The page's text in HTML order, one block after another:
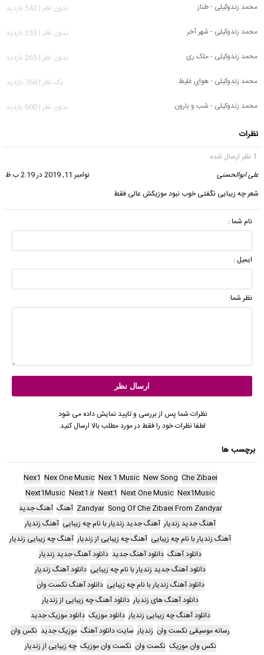
محمد زندوکیلی - طناز
بدون نظر | 542 بازدید
محمد زندوکیلی - شهر آخر
بدون نظر | 253 بازدید
محمد زندوکیلی - ملک ری
بدون نظر | 265 بازدید
محمد زندوکیلی - هواى غلیظ
يک نظر | 768 بازدید
محمد زندوکیلی - شب و بارون
بدون نظر | 600 بازدید
نظرات
1 نظر ارسال شده
علی ابوالحسنی
نوامبر 11, 2019 در 2:19 ب.ظ
شعر چه زیبایی نگفتی خوب نبود موزیکش عالی فقط
نام شما :
ایمیل :
نظر شما:
نظرات شما پس از بررسی و تایید نمایش داده می شود.
لطفا نظرات خود را فقط در مورد مطلب بالا ارسال کنید.
برچسب ها
Che Zibaei
New Song
Nex 1 Music
Nex One Music
Nex1
Nex1Music
Next One Music
Next1
Next1.ir
Next1Music
Song Of Che Zibaei From Zandyar
Zandyar آهنگ آهنگ جدید
آهنگ جدید زندیار آهنگ جدید زندیار با نام چه زیبایی آهنگ زندیار
آهنگ زندیار با نام چه زیبایی آهنگ چه زیبایی از زندیار آهنگ چه زیبایی زندیار
دانلود آهنگ دانلود آهنگ جدید دانلود آهنگ جدید زندیار
دانلود آهنگ جدید زندیار با نام چه زیبایی دانلود آهنگ زندیار
دانلود آهنگ زندیار با نام چه زیبایی دانلود آهنگ نکست وان
دانلود آهنگ های زندیار دانلود آهنگ چه زیبایی از زندیار
دانلود آهنگ چه زیبایی زندیار دانلود موزیک دانلود موزیک جدید
رسانه موسیقی نکست وان زندیار سایت دانلود آهنگ موزیک جدید نکس وان
نکس وان موزیک نکست وان نکست وان موزیک چه زیبایی از زندیار